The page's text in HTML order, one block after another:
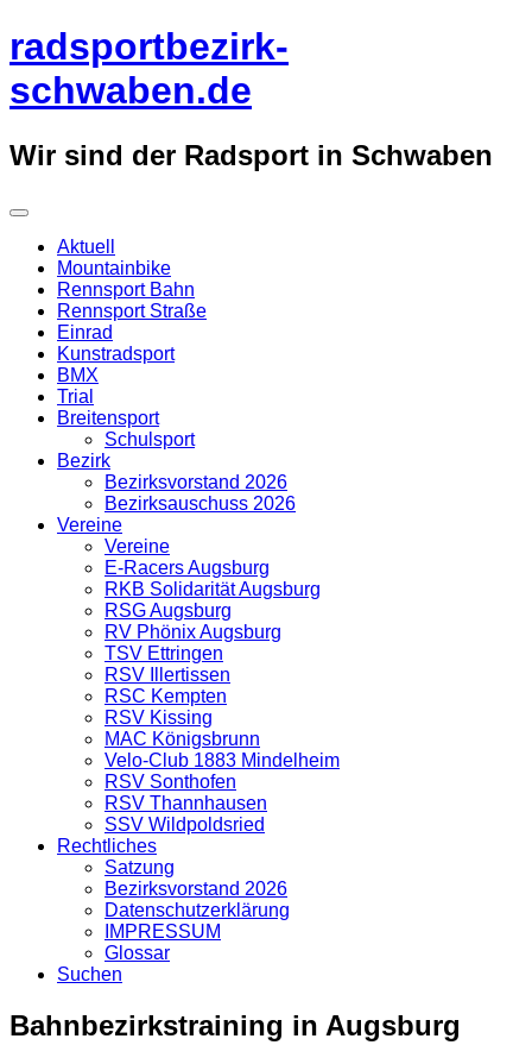
Überspringe
zum
radsportbezirk-
schwaben.de
Wir sind der Radsport in Schwaben
Aktuell
Mountainbike
Rennsport Bahn
Rennsport Straße
Einrad
Kunstradsport
BMX
Trial
Breitensport
Schulsport
Bezirk
Bezirksvorstand 2026
Bezirksauschuss 2026
Vereine
Vereine
E-Racers Augsburg
RKB Solidarität Augsburg
RSG Augsburg
RV Phönix Augsburg
TSV Ettringen
RSV Illertissen
RSC Kempten
RSV Kissing
MAC Königsbrunn
Velo-Club 1883 Mindelheim
RSV Sonthofen
RSV Thannhausen
SSV Wildpoldsried
Rechtliches
Satzung
Bezirksvorstand 2026
Datenschutzerklärung
IMPRESSUM
Glossar
Suchen
Bahnbezirkstraining in Augsburg